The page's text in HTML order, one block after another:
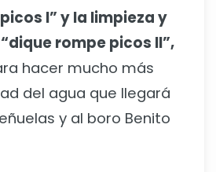
I” y la limpieza y
rompe picos II”,
hacer mucho más
del agua que llegará
y al boro Benito